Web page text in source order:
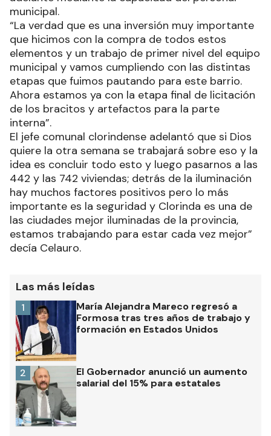
municipal.
“La verdad que es una inversión muy importante
que hicimos con la compra de todos estos
elementos y un trabajo de primer nivel del equipo
municipal y vamos cumpliendo con las distintas
etapas que fuimos pautando para este barrio.
Ahora estamos ya con la etapa final de licitación
de los bracitos y artefactos para la parte
interna”.
El jefe comunal clorindense adelantó que si Dios
quiere la otra semana se trabajará sobre eso y la
idea es concluir todo esto y luego pasarnos a las
442 y las 742 viviendas; detrás de la iluminación
hay muchos factores positivos pero lo más
importante es la seguridad y Clorinda es una de
las ciudades mejor iluminadas de la provincia,
estamos trabajando para estar cada vez mejor”
decía Celauro.
Las más leídas
María Alejandra Mareco regresó a
Formosa tras tres años de trabajo y
formación en Estados Unidos
1
El Gobernador anunció un aumento
salarial del 15% para estatales
2